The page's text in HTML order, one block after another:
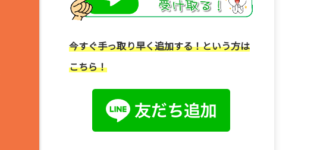
今すぐ手っ取り早く追加する！という方は
こちら！